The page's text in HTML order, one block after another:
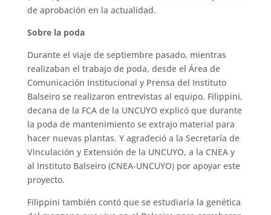
de aprobación en la actualidad.
Sobre la poda
Durante el viaje de septiembre pasado, mientras
realizaban el trabajo de poda, desde el Área de
Comunicación Institucional y Prensa del Instituto
Balseiro se realizaron entrevistas al equipo. Filippini,
decana de la FCA de la UNCUYO explicó que durante
la poda de mantenimiento se extrajo material para
hacer nuevas plantas. Y agradeció a la Secretaría de
Vinculación y Extensión de la UNCUYO, a la CNEA y
al Instituto Balseiro (CNEA-UNCUYO) por apoyar este
proyecto.
Filippini también contó que se estudiaría la genética